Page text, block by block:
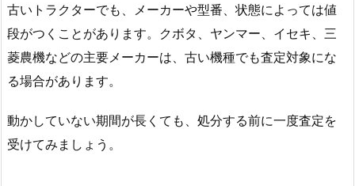
古いトラクターでも、メーカーや型番、状態によっては値
段がつくことがあります。クボタ、ヤンマー、イセキ、三
菱農機などの主要メーカーは、古い機種でも査定対象にな
る場合があります。
動かしていない期間が長くても、処分する前に一度査定を
受けてみましょう。